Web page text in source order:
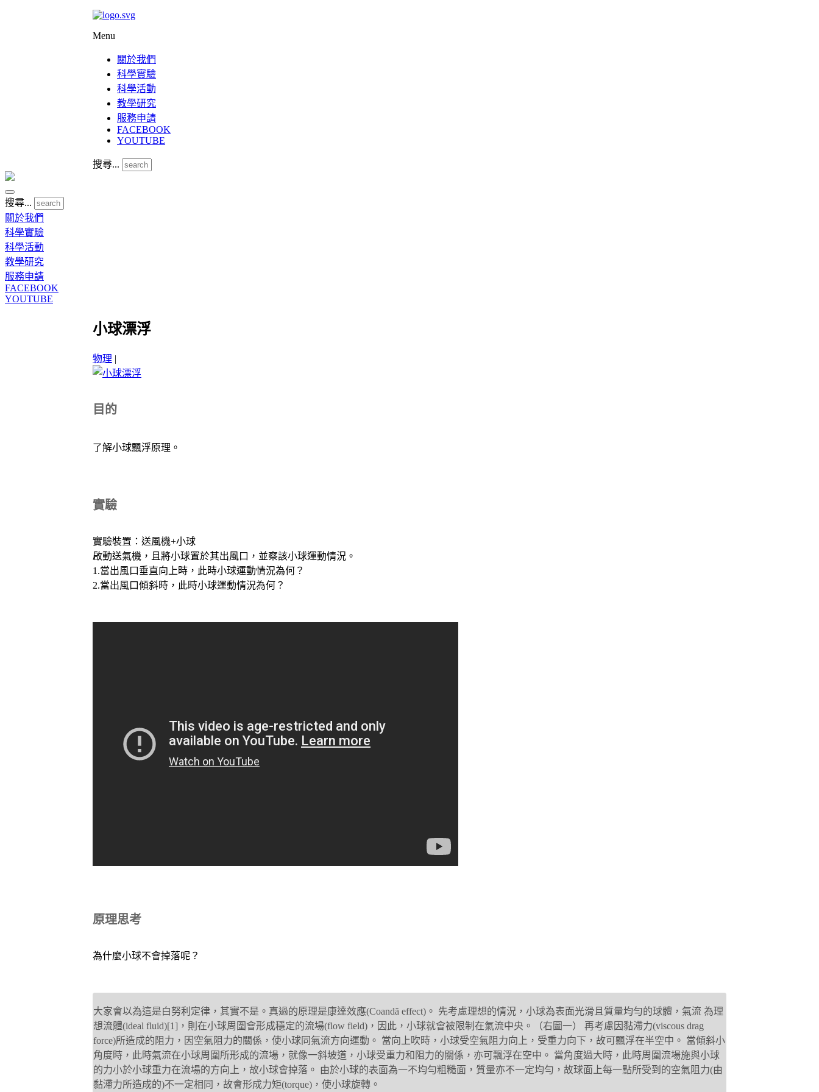
Menu
關於我們
科學實驗
科學活動
教學研究
服務申請
FACEBOOK
YOUTUBE
搜尋...
搜尋...
關於我們
科學實驗
科學活動
教學研究
服務申請
FACEBOOK
YOUTUBE
小球漂浮
物理 |
目的
了解小球飄浮原理。
實驗
實驗裝置：送風機+小球
啟動送氣機，且將小球置於其出風口，並察該小球運動情況。
1.當出風口垂直向上時，此時小球運動情況為何？
2.當出風口傾斜時，此時小球運動情況為何？
原理思考
為什麼小球不會掉落呢？
大家會以為這是白努利定律，其實不是。真過的原理是康達效應(Coandă effect)。 先考慮理想的情況，小球為表面光滑且質量均勻的球體，氣流 為理
想流體(ideal fluid)[1]，則在小球周圍會形成穩定的流場(flow field)，因此，小球就會被限制在氣流中央。（右圖一）
再考慮因黏滯力(viscous drag
force)所造成的阻力，因空氣阻力的關係，使小球同氣流方向運動。 當向上吹時，小球受空氣阻力向上，受重力向下，故可飄浮在半空中。 當傾斜小
角度時，此時氣流在小球周圍所形成的流場，就像一斜坡道，小球受重力和阻力的關係，亦可飄浮在空中。 當角度過大時，此時周圍流場施與小球
的力小於小球重力在流場的方向上，故小球會掉落。 由於小球的表面為一不均勻粗糙面，質量亦不一定均勻，故球面上每一點所受到的空氣阻力(由
黏滯力所造成的)不一定相同，故會形成力矩(torque)，使小球旋轉。